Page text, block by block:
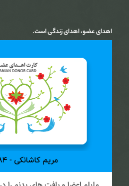
اهدای عضو، اهدای زندگی است.